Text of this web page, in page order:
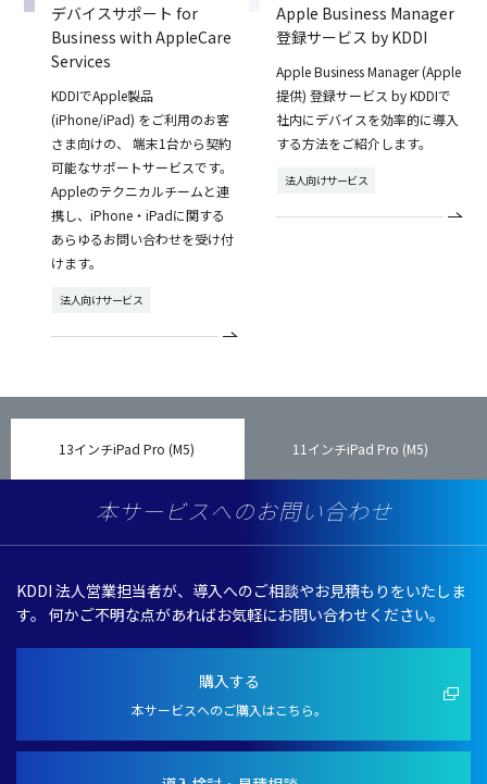
デバイスサポート for
Business with AppleCare
Services
KDDIでApple製品
(iPhone/iPad) をご利用のお客
さま向けの、 端末1台から契約
可能なサポートサービスです。
Appleのテクニカルチームと連
携し、iPhone・iPadに関する
あらゆるお問い合わせを受け付
けます。
法人向けサービス
Apple Business Manager
登録サービス by KDDI
Apple Business Manager (Apple
提供) 登録サービス by KDDIで
社内にデバイスを効率的に導入
する方法をご紹介します。
法人向けサービス
13インチiPad Pro (M5) 11インチiPad Pro (M5)
本サービスへのお問い合わせ
KDDI 法人営業担当者が、導入へのご相談やお見積もりをいたしま
す。 何かご不明な点があればお気軽にお問い合わせください。
購入する
本サービスへのご購入はこちら。